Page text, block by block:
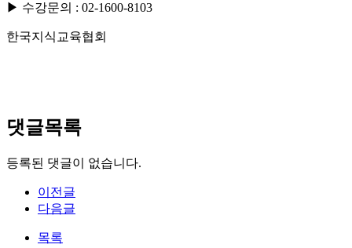
▶ 수강문의 : 02-1600-8103
한국지식교육협회
댓글목록
등록된 댓글이 없습니다.
이전글
다음글
목록